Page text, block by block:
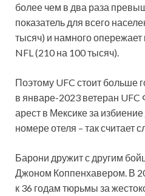
более чем в два раза
показатель для всего
тысяч) и намного опережает
NFL (210 на 100 тысяч).
Поэтому UFC стоит больше
в январе-2023 ветеран
арест в Мексике за
номере отеля – так считает
Барони дружит с другим
Джоном Коппенхавером. В
к 36 годам тюрьмы за